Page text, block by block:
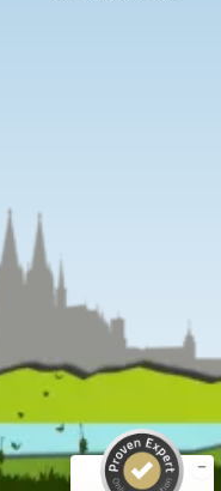
und Erfahrungen zu
Empfehlungen auf
ProvenExpert.com